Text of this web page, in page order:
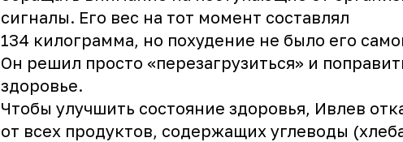
сигналы. Его вес на тот момент составлял
134 килограмма, но похудение не было его
Он решил просто «перезагрузиться» и
здоровье.
Чтобы улучшить состояние здоровья, Ивлев
от всех продуктов, содержащих углеводы